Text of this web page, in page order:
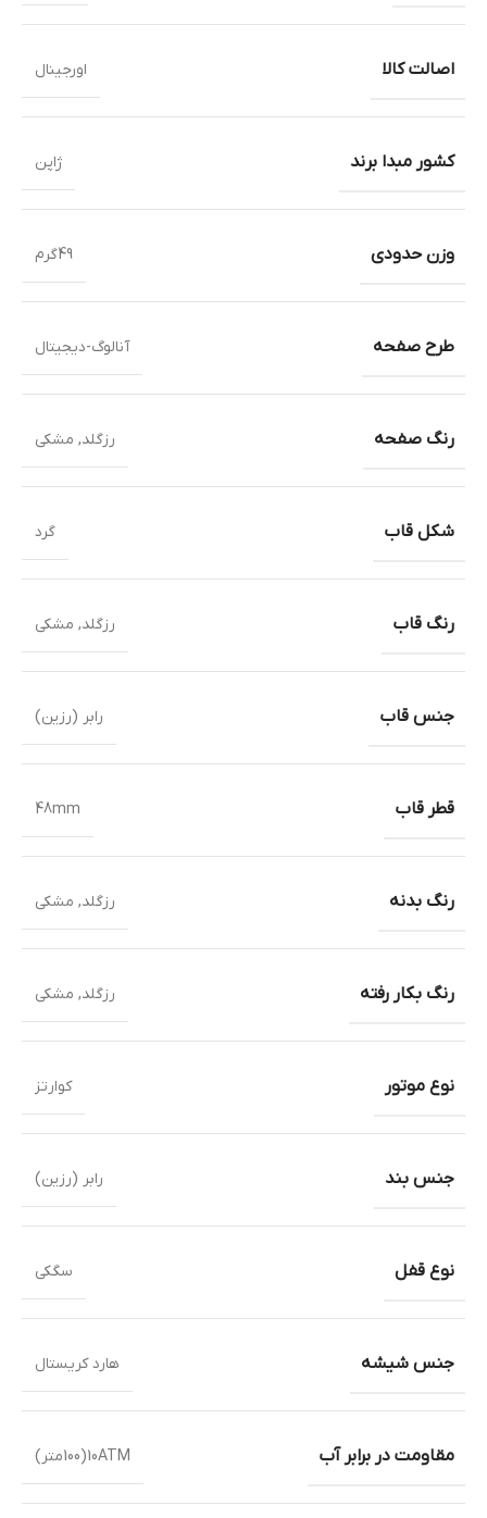
اصالت کالا اورجینال
کشور مبدا برند ژاپن
وزن حدودی 49گرم
طرح صفحه آنالوگ-دیجیتال
رنگ صفحه رزگلد, مشکی
شکل قاب گرد
رنگ قاب رزگلد, مشکی
جنس قاب رابر (رزین)
قطر قاب 48mm
رنگ بدنه رزگلد, مشکی
رنگ بکار رفته رزگلد, مشکی
نوع موتور کوارتز
جنس بند رابر (رزین)
نوع قفل سگکی
جنس شیشه هارد کریستال
مقاومت در برابر آب 10ATM(100متر)